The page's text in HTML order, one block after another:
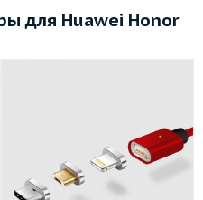
для Huawei Honor